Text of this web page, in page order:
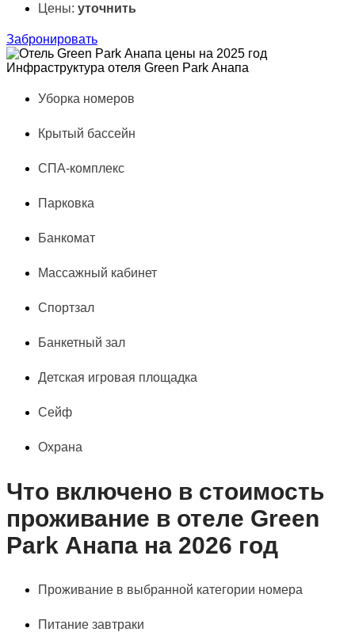
Цены: уточнить
Забронировать
Инфраструктура отеля Green Park Анапа
Уборка номеров
Крытый бассейн
СПА-комплекс
Парковка
Банкомат
Массажный кабинет
Спортзал
Банкетный зал
Детская игровая площадка
Сейф
Охрана
Что включено в стоимость
проживание в отеле Green
Park Анапа на 2026 год
Проживание в выбранной категории номера
Питание завтраки